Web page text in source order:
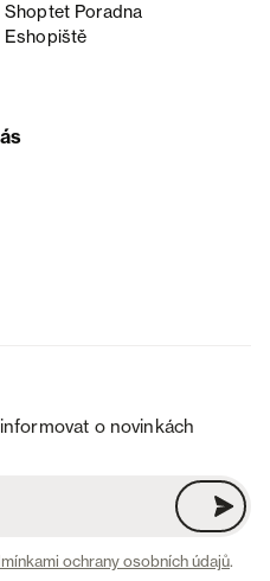
Shoptet Poradna
Eshopiště
o novinkách
ochrany osobních údajů.